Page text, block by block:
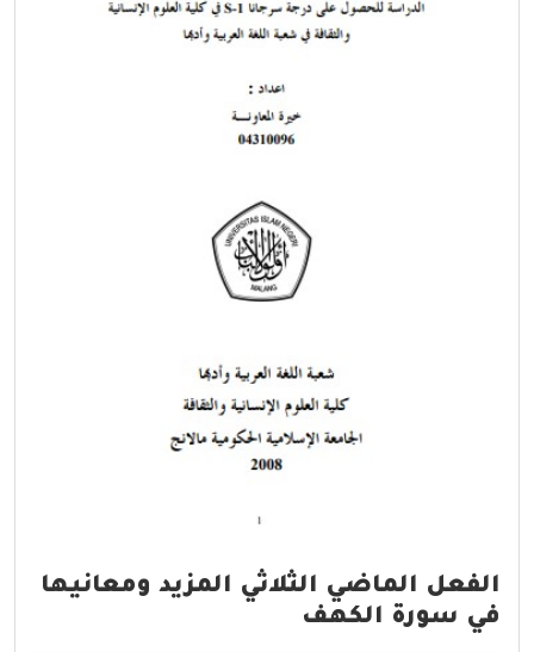
الفعل الماضي الثلاثي المزيد ومعانيها
في سورة الكهف